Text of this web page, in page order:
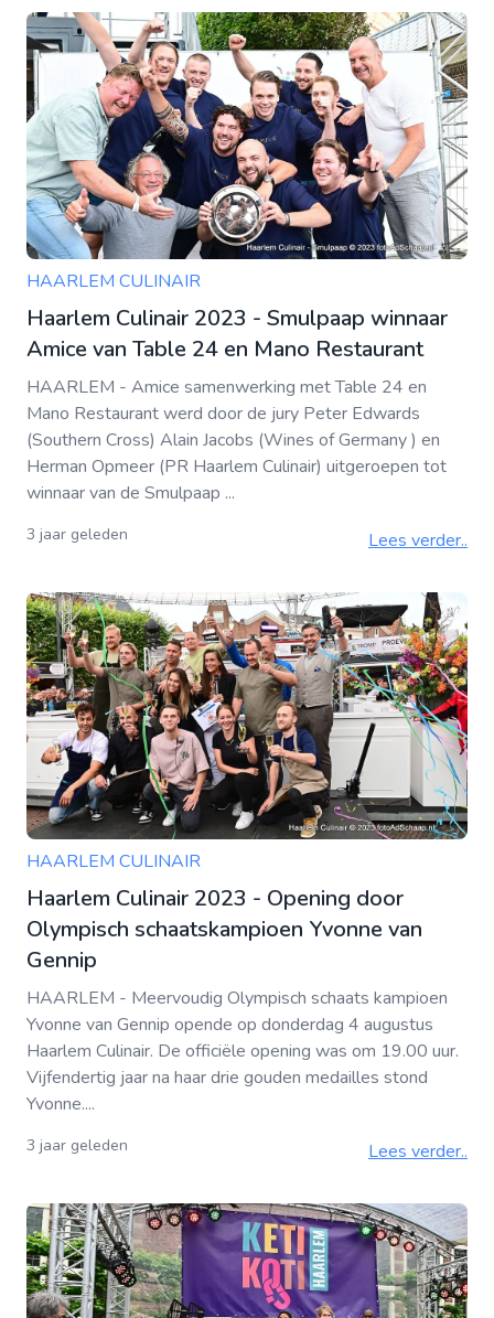
HAARLEM CULINAIR
Haarlem Culinair 2023 - Smulpaap winnaar
Amice van Table 24 en Mano Restaurant
HAARLEM - Amice samenwerking met Table 24 en
Mano Restaurant werd door de jury Peter Edwards
(Southern Cross) Alain Jacobs (Wines of Germany ) en
Herman Opmeer (PR Haarlem Culinair) uitgeroepen tot
winnaar van de Smulpaap ...
3 jaar geleden Lees verder..
HAARLEM CULINAIR
Haarlem Culinair 2023 - Opening door
Olympisch schaatskampioen Yvonne van
Gennip
HAARLEM - Meervoudig Olympisch schaats kampioen
Yvonne van Gennip opende op donderdag 4 augustus
Haarlem Culinair. De officiële opening was om 19.00 uur.
Vijfendertig jaar na haar drie gouden medailles stond
Yvonne....
3 jaar geleden Lees verder..